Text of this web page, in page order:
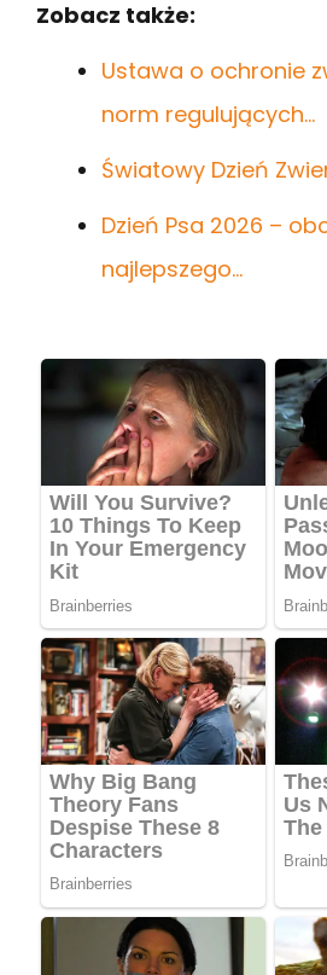
Zobacz także:
Ustawa o ochronie
norm regulujących…
Światowy Dzień
Dzień Psa 2026 –
najlepszego…